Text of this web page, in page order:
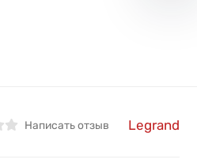
Написать отзыв Legrand